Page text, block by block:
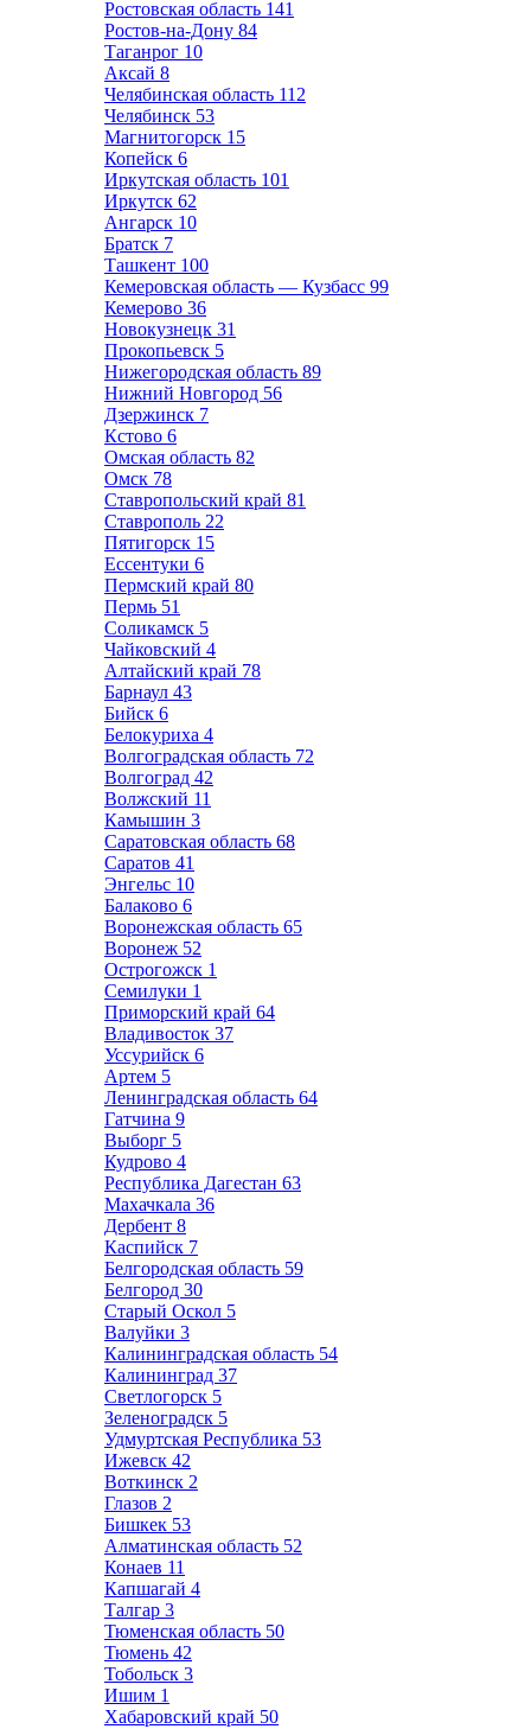
Ростовская область 141
Ростов-на-Дону 84
Таганрог 10
Аксай 8
Челябинская область 112
Челябинск 53
Магнитогорск 15
Копейск 6
Иркутская область 101
Иркутск 62
Ангарск 10
Братск 7
Ташкент 100
Кемеровская область — Кузбасс 99
Кемерово 36
Новокузнецк 31
Прокопьевск 5
Нижегородская область 89
Нижний Новгород 56
Дзержинск 7
Кстово 6
Омская область 82
Омск 78
Ставропольский край 81
Ставрополь 22
Пятигорск 15
Ессентуки 6
Пермский край 80
Пермь 51
Соликамск 5
Чайковский 4
Алтайский край 78
Барнаул 43
Бийск 6
Белокуриха 4
Волгоградская область 72
Волгоград 42
Волжский 11
Камышин 3
Саратовская область 68
Саратов 41
Энгельс 10
Балаково 6
Воронежская область 65
Воронеж 52
Острогожск 1
Семилуки 1
Приморский край 64
Владивосток 37
Уссурийск 6
Артем 5
Ленинградская область 64
Гатчина 9
Выборг 5
Кудрово 4
Республика Дагестан 63
Махачкала 36
Дербент 8
Каспийск 7
Белгородская область 59
Белгород 30
Старый Оскол 5
Валуйки 3
Калининградская область 54
Калининград 37
Светлогорск 5
Зеленоградск 5
Удмуртская Республика 53
Ижевск 42
Воткинск 2
Глазов 2
Бишкек 53
Алматинская область 52
Конаев 11
Капшагай 4
Талгар 3
Тюменская область 50
Тюмень 42
Тобольск 3
Ишим 1
Хабаровский край 50